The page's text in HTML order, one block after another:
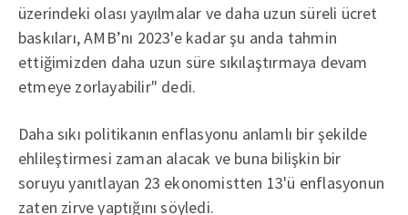
üzerindeki olası yayılmalar ve daha uzun süreli ücret
baskıları, AMB’nı 2023'e kadar şu anda tahmin
ettiğimizden daha uzun süre sıkılaştırmaya devam
etmeye zorlayabilir" dedi.
Daha sıkı politikanın enflasyonu anlamlı bir şekilde
ehlileştirmesi zaman alacak ve buna bilişkin bir
soruyu yanıtlayan 23 ekonomistten 13'ü enflasyonun
zaten zirve yaptığını söyledi.